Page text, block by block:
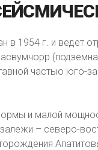
в 1954 г. и ведет
частью юго-
и малой
– северо-